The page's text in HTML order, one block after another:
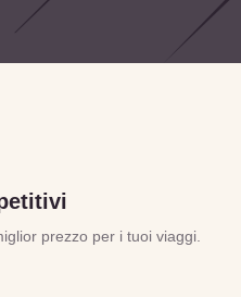
prezzo per i tuoi viaggi.